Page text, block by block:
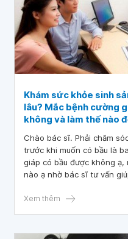
Khám sức khỏe sinh
lâu? Mắc bệnh cường
không và làm thế nào
Chào bác sĩ. Phải chăm
trước khi muốn có bầu là
giáp có bầu được không
nào ạ nhờ bác sĩ tư vấn
Xem thêm